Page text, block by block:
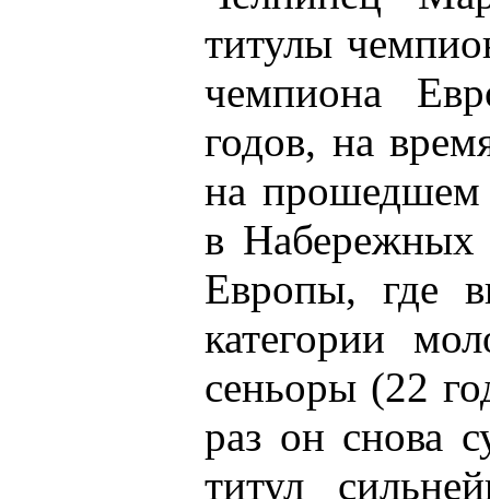
титулы
чемпиона
годов, на
на прошедшем
в Набережных
Европы, где
категории
сеньоры (22
раз он снова
титул